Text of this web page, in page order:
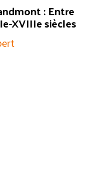
: Entre
XVIIIe siècles